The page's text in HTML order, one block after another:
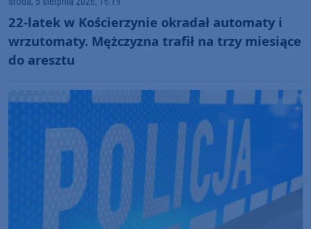
22-latek w Kościerzynie okradał automaty i
wrzutomaty. Mężczyzna trafił na trzy miesiące
do aresztu